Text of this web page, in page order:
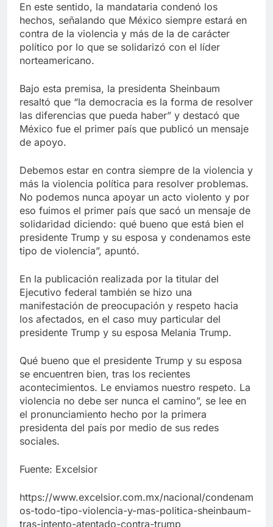
En este sentido, la mandataria condenó los
hechos, señalando que México siempre estará en
contra de la violencia y más de la de carácter
político por lo que se solidarizó con el líder
norteamericano.
Bajo esta premisa, la presidenta Sheinbaum
resaltó que “la democracia es la forma de resolver
las diferencias que pueda haber” y destacó que
México fue el primer país que publicó un mensaje
de apoyo.
Debemos estar en contra siempre de la violencia y
más la violencia política para resolver problemas.
No podemos nunca apoyar un acto violento y por
eso fuimos el primer país que sacó un mensaje de
solidaridad diciendo: qué bueno que está bien el
presidente Trump y su esposa y condenamos este
tipo de violencia”, apuntó.
En la publicación realizada por la titular del
Ejecutivo federal también se hizo una
manifestación de preocupación y respeto hacia
los afectados, en el caso muy particular del
presidente Trump y su esposa Melania Trump.
Qué bueno que el presidente Trump y su esposa
se encuentren bien, tras los recientes
acontecimientos. Le enviamos nuestro respeto. La
violencia no debe ser nunca el camino”, se lee en
el pronunciamiento hecho por la primera
presidenta del país por medio de sus redes
sociales.
Fuente: Excelsior
https://www.excelsior.com.mx/nacional/condenam
os-todo-tipo-violencia-y-mas-politica-sheinbaum-
tras-intento-atentado-contra-trump